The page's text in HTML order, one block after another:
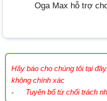
Oga Max hỗ trợ
Hãy báo cho chúng tôi tại
không chính xác
- Tuyên bố từ chối trách